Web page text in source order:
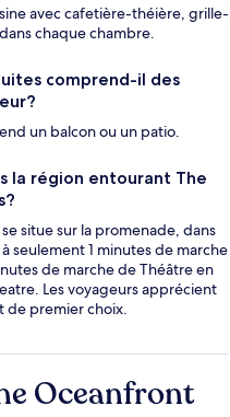
avec cafetière-théière, grille-
chaque chambre.
comprend-il des
un balcon ou un patio.
la région entourant The
situe sur la promenade, dans
seulement 1 minutes de marche
de marche de Théâtre en
Les voyageurs apprécient
de premier choix.
Oceanfront